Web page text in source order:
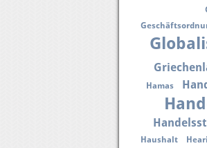
Hamas
Haushalt